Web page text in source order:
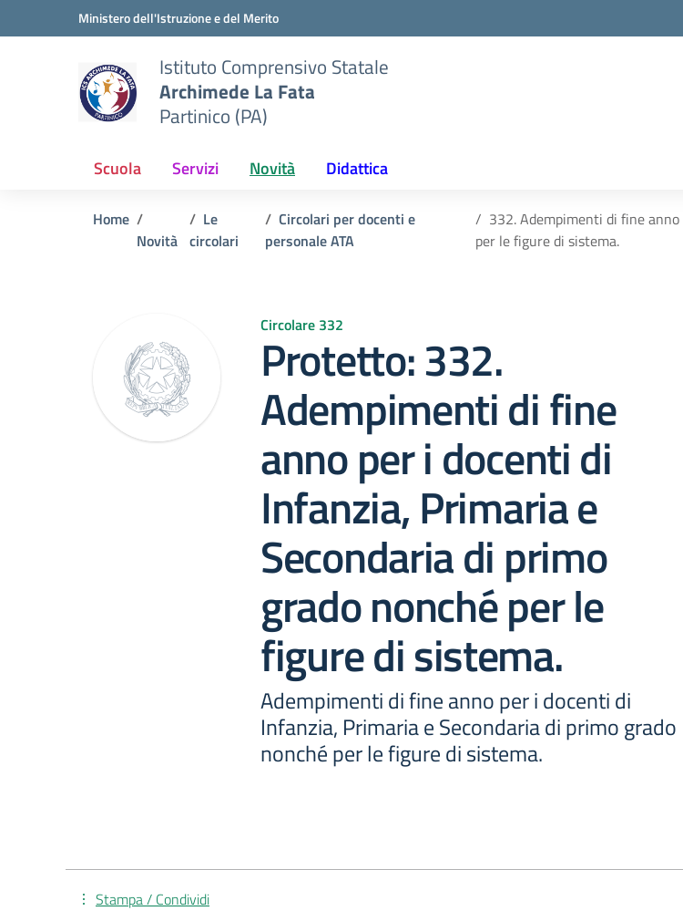
Vai ai contenuti
Vai al menu di navigazioneMinistero dell'Istruzione e del Merito
Istituto Comprensivo Statale
Archimede La Fata
Partinico (PA)
Scuola Servizi Novità Didattica
Home
Novità
Le
circolari
Circolari per docenti e
personale ATA
332. Adempimenti di fine
per le figure di sistema.
Circolare 332
Protetto: 332.
Adempimenti di fine
anno per i docenti di
Infanzia, Primaria e
Secondaria di primo
grado nonché per le
figure di sistema.
Adempimenti di fine anno per i docenti di
Infanzia, Primaria e Secondaria di primo grado
nonché per le figure di sistema.
Stampa / Condividi